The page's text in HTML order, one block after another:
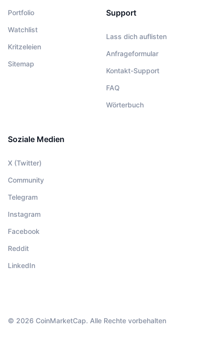
Portfolio
Watchlist
Kritzeleien
Sitemap
Support
Lass dich auflisten
Anfrageformular
Kontakt-Support
FAQ
Wörterbuch
Soziale Medien
X (Twitter)
Community
Telegram
Instagram
Facebook
Reddit
LinkedIn
© 2026 CoinMarketCap. Alle Rechte vorbehalten